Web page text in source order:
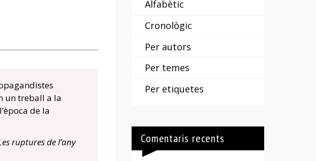
un treball a la
de la
ruptures de l’any
Alfabètic
Cronològic
Per autors
Per temes
Per etiquetes
Comentaris recents